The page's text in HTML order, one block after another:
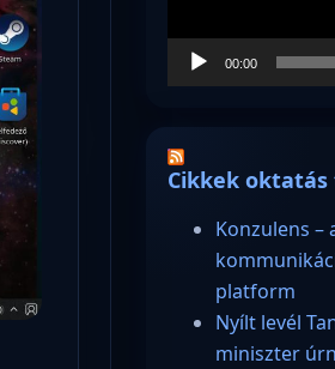
00:00
Cikkek
Konzulens –
platform
Nyílt levél
miniszter